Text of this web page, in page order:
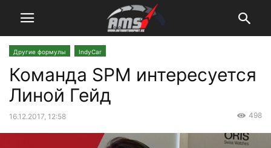
Другие формулы IndyCar
Команда SPM интересуется
Линой Гейд
16.12.2017, 12:58 498